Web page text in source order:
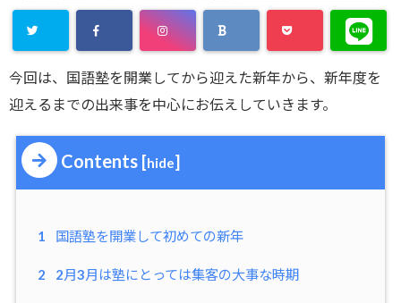
今回は、国語塾を開業してから迎えた新年から、新年度を
迎えるまでの出来事を中心にお伝えしていきます。
Contents [hide]
1 国語塾を開業して初めての新年
2 2月3月は塾にとっては集客の大事な時期